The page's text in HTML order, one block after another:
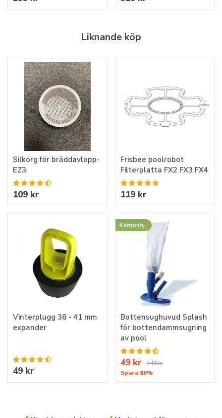
Liknande köp
Silkorg för bräddavlopp-
EZ3
109 kr
Frisbee poolrobot
Filterplatta FX2 FX3 FX4
119 kr
Vinterplugg 38 - 41 mm
expander
49 kr
Kampanj
Bottensughuvud Splash
för bottendammsugning
av pool
49 kr 249 kr
Spara 80%